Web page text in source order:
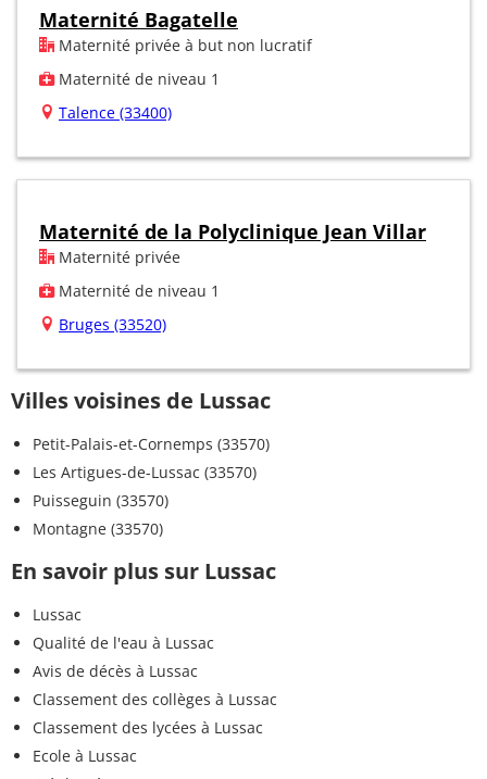
Maternité Bagatelle
Maternité privée à but non lucratif
Maternité de niveau 1
Talence (33400)
Maternité de la Polyclinique Jean Villar
Maternité privée
Maternité de niveau 1
Bruges (33520)
Villes voisines de Lussac
Petit-Palais-et-Cornemps (33570)
Les Artigues-de-Lussac (33570)
Puisseguin (33570)
Montagne (33570)
En savoir plus sur Lussac
Lussac
Qualité de l'eau à Lussac
Avis de décès à Lussac
Classement des collèges à Lussac
Classement des lycées à Lussac
Ecole à Lussac